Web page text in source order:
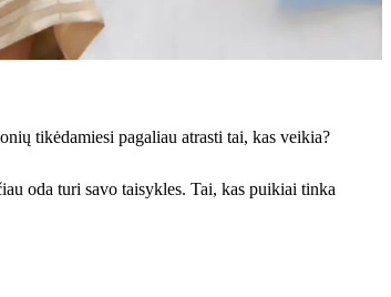
tikėdamiesi pagaliau atrasti tai, kas veikia?
oda turi savo taisykles. Tai, kas puikiai tinka